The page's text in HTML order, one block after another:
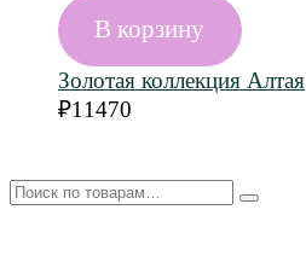
В корзину
Золотая коллекция Алтая
₽11470
Искать: